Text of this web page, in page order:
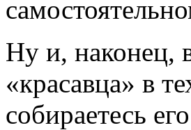
Ну и, наконец,
«красавца» в
собираетесь